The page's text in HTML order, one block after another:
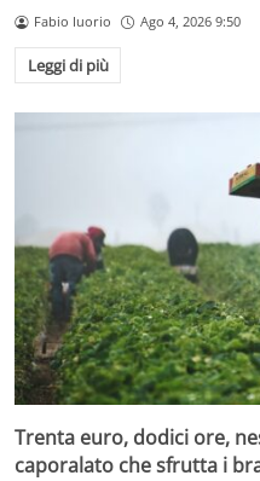
Fabio Iuorio Ago 4, 2026 9:50
Leggi di più
Trenta euro, dodici ore,
caporalato che sfrutta i